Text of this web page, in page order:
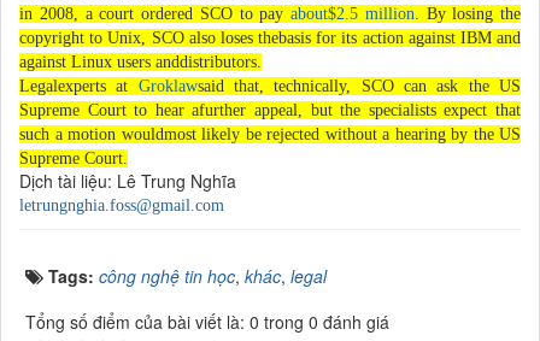
in 2008, a court ordered SCO to pay about$2.5 million. By losing the
copyright to Unix, SCO also loses thebasis for its action against IBM and
against Linux users anddistributors.
Legalexperts at Groklawsaid that, technically, SCO can ask the US
Supreme Court to hear afurther appeal, but the specialists expect that
such a motion wouldmost likely be rejected without a hearing by the US
Supreme Court.
Dịch tài liệu: Lê Trung Nghĩa
letrungnghia.foss@gmail.com
Tags: công nghệ tin học, khác, legal
Tổng số điểm của bài viết là: 0 trong 0 đánh giá